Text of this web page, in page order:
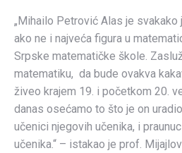
„Mihailo Petrović Alas je svakako
ako ne i najveća figura u
Srpske matematičke škole.
matematiku, da bude ovakva
živeo krajem 19. i početkom 20.
danas osećamo to što je on
učenici njegovih učenika, i
učenika.“ – istakao je prof.